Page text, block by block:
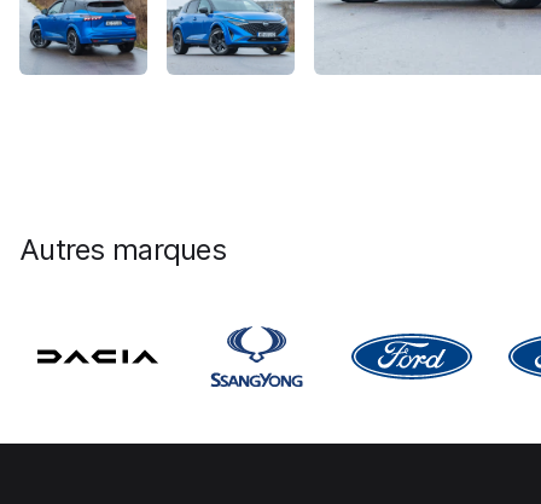
Autres marques